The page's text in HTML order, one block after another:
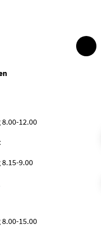
12.00
9.00
15.00